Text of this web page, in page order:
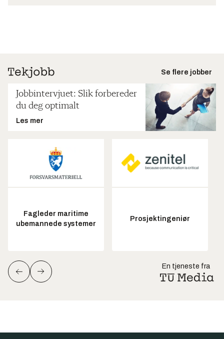
Se flere jobber
Jobbintervjuet: Slik forbereder
du deg optimalt
Les mer
Fagleder maritime
ubemannede systemer
Prosjektingeniør
En tjeneste fra